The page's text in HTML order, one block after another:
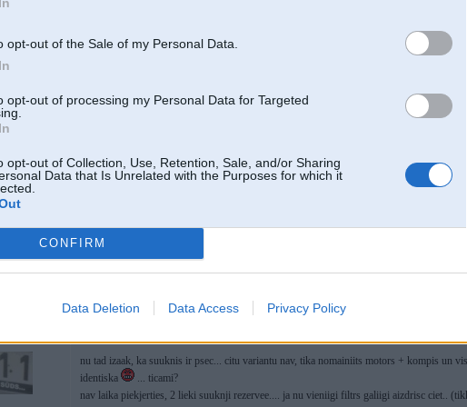
opt-out of the Sale of my Personal Data.
opt-out of processing my Personal Data for Targeted
opt-out of Collection, Use, Retention, Sale, and/or Sharing
Data that Is Unrelated with the Purposes for which it
CONFIRM
Data Deletion Data Access Privacy Policy
e21
ieskatoties katalōgā man uzrāda, ka šis pac sūknis tiek izmantots jau no BMW 2500
beigām. Ieskaitot e23 745. No visa modeļu klāsta sarakstā neredzu e21 (droši vien dēļ
Šī infa gan parādās pie aftermarket ražotāja specenes, kur var redzēt, ka vēl ļoti
-----------------
nu tad izaak, ka suuknis ir psec... citu variantu nav, tika nomainiits motors + kompis un
identiska
... ticami?
nav laika piekjerties, 2 lieki suuknji rezervee.... ja nu vieniigi filtrs galiigi aizdrisc ciet..